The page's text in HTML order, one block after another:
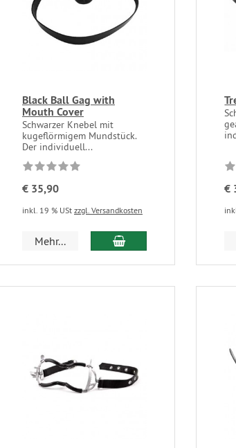
Black Ball Gag with
Mouth Cover
Schwarzer Knebel mit
kugeflörmigem Mundstück.
Der individuell...
€ 35,90
inkl. 19 % USt zzgl. Versandkosten
Mehr...
€